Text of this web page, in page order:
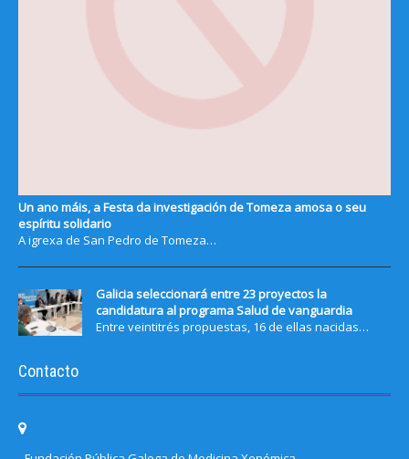
Un ano máis, a Festa da investigación de Tomeza amosa o seu
espíritu solidario
A igrexa de San Pedro de Tomeza…
Galicia seleccionará entre 23 proyectos la
candidatura al programa Salud de vanguardia
Entre veintitrés propuestas, 16 de ellas nacidas…
Contacto